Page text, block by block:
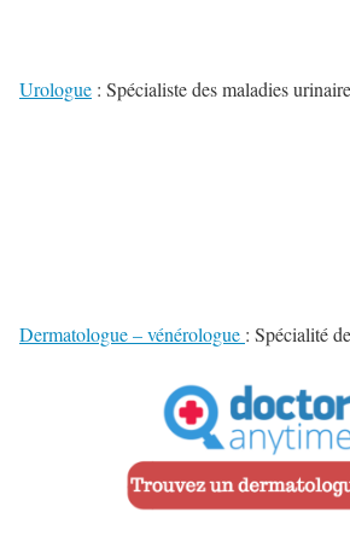
Urologue : Spécialiste des maladies
Dermatologue – vénérologue : Spécialité